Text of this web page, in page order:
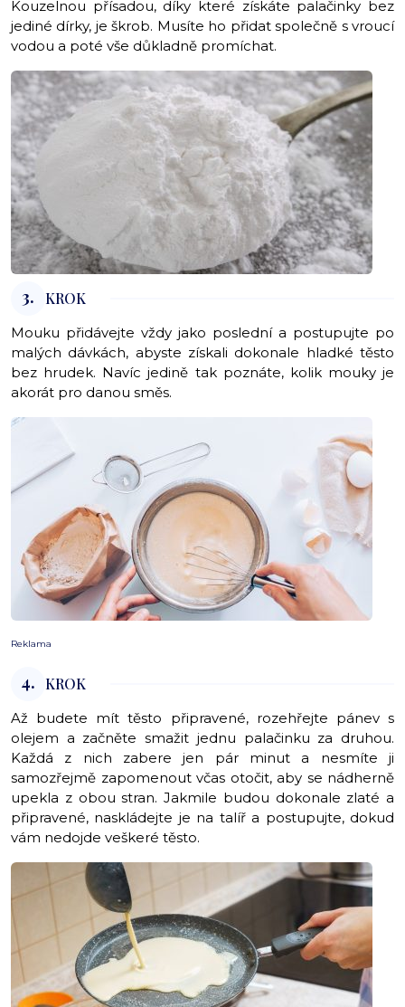
Kouzelnou přísadou, díky které získáte palačinky bez
jediné dírky, je škrob. Musíte ho přidat společně s vroucí
vodou a poté vše důkladně promíchat.
3. KROK
Mouku přidávejte vždy jako poslední a postupujte po
malých dávkách, abyste získali dokonale hladké těsto
bez hrudek. Navíc jedině tak poznáte, kolik mouky je
akorát pro danou směs.
Reklama
4. KROK
Až budete mít těsto připravené, rozehřejte pánev s
olejem a začněte smažit jednu palačinku za druhou.
Každá z nich zabere jen pár minut a nesmíte ji
samozřejmě zapomenout včas otočit, aby se nádherně
upekla z obou stran. Jakmile budou dokonale zlaté a
připravené, naskládejte je na talíř a postupujte, dokud
vám nedojde veškeré těsto.